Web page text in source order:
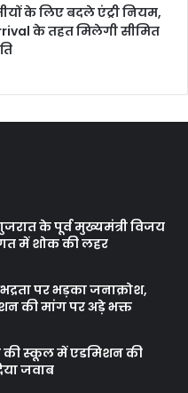
के लिए बदले एंट्री नियम,
के तहत मिलेगी सीमित
के पूर्व मुख्यमंत्री विजय
में शोक की लहर
पर भड़का जनाक्रोश,
की मांग पर अड़े भक्त
की स्कूल में एडमिशन की
जवाब